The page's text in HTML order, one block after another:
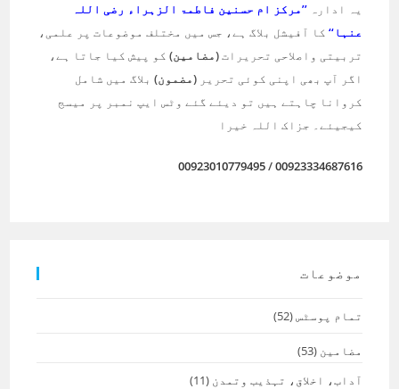
یہ ادارہ’’مرکز ام حسنین فاطمۃ الزہراء رضی اللہ
عنہا‘‘ کا آفیشل بلاگ ہے، جس میں مختلف موضوعات پر علمی،
تربیتی واصلاحی تحریرات(مضامین) کو پیش کیا جاتا ہے،
اگر آپ بھی اپنی کوئی تحریر(مضمون) بلاگ میں شامل
کروانا چاہتے ہیں تو دیئے گئے وٹس ایپ نمبر پر میسج
کیجیئے۔ جزاک اللہ خیرا
00923334687616
/
00923010779495
موضوعات
تمام پوسٹس(52)
مضامین (53)
آداب، اخلاق، تہذیب وتمدن (11)